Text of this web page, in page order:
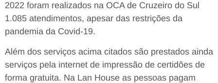
2022 foram realizados na OCA de Cruzeiro do Sul
1.085 atendimentos, apesar das restrições da
pandemia da Covid-19.
Além dos serviços acima citados são prestados ainda
serviços pela internet de impressão de certidões de
forma gratuita. Na Lan House as pessoas pagam